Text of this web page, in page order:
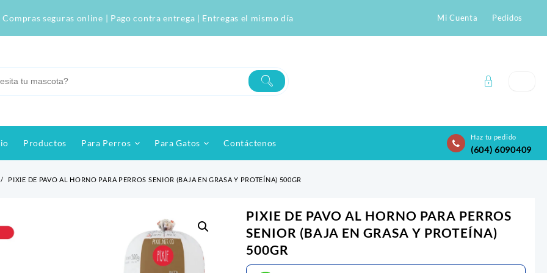
seguras online | Pago contra entrega | Entregas el mismo día Mi Cuenta Pedidos
Productos Para Perros Para Gatos Contáctenos
Haz tu pedido
(604) 6090409
PIXIE DE PAVO AL HORNO PARA PERROS SENIOR (BAJA EN GRASA Y PROTEÍNA) 500GR
PIXIE DE PAVO AL HORNO PARA PERROS
SENIOR (BAJA EN GRASA Y PROTEÍNA)
500GR